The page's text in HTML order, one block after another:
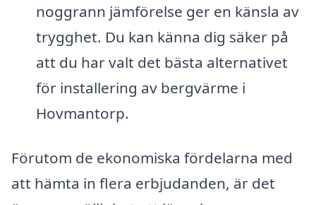
noggrann jämförelse ger en känsla av
trygghet. Du kan känna dig säker på
att du har valt det bästa alternativet
för installering av bergvärme i
Hovmantorp.
Förutom de ekonomiska fördelarna med
att hämta in flera erbjudanden, är det